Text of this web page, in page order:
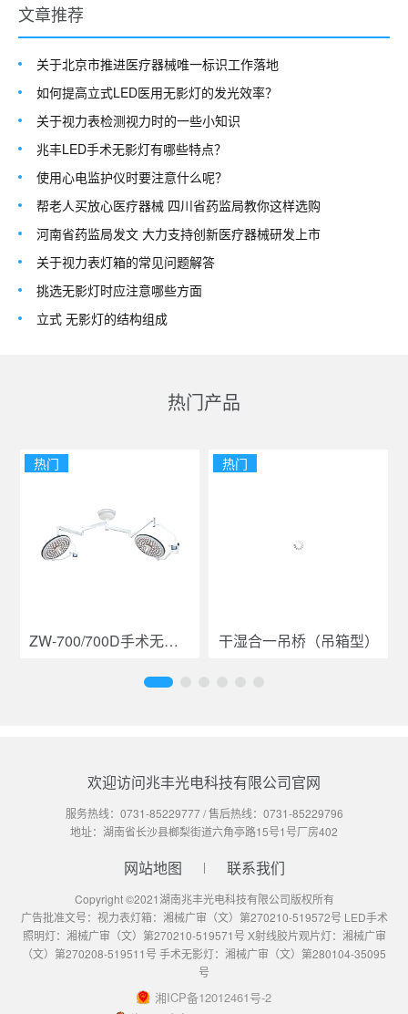
文章推荐
关于北京市推进医疗器械唯一标识工作落地
如何提高立式LED医用无影灯的发光效率？
关于视力表检测视力时的一些小知识
兆丰LED手术无影灯有哪些特点？
使用心电监护仪时要注意什么呢？
帮老人买放心医疗器械 四川省药监局教你这样选购
河南省药监局发文 大力支持创新医疗器械研发上市
关于视力表灯箱的常见问题解答
挑选无影灯时应注意哪些方面
立式 无影灯的结构组成
热门产品
热门
ZW-700/700D手术无影灯
热门
干湿合一吊桥（吊箱型）
欢迎访问兆丰光电科技有限公司官网
服务热线： 0731-85229777/ 售后热线： 0731-85229796
地址：湖南省长沙县榔梨街道六角亭路15号1号厂房402
网站地图 联系我们
Copyright ©2021湖南兆丰光电科技有限公司版权所有
广告批准文号：视力表灯箱：湘械广审（文）第270210-519572号 LED手术
照明灯：湘械广审（文）第270210-519571号 X射线胶片观片灯：湘械广审
（文）第270208-519511号 手术无影灯：湘械广审（文）第280104-35095
号
湘ICP备12012461号-2